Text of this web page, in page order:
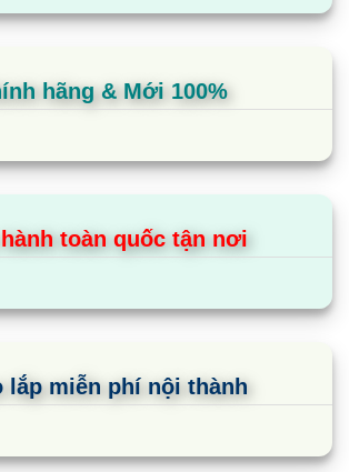
hãng & Mới 100%
toàn quốc tận nơi
lắp miễn phí nội thành